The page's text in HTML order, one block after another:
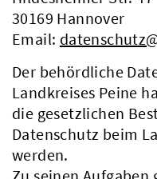
30169 Hannover
Email:
Der behördliche
Landkreises Peine
die gesetzlichen
Datenschutz beim
werden.